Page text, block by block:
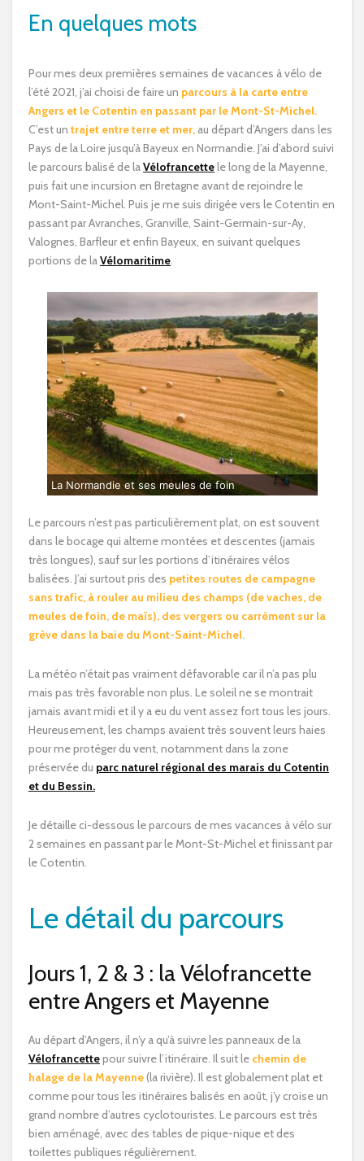
En quelques mots
Pour mes deux premières semaines de vacances à vélo de
l’été 2021, j’ai choisi de faire un parcours à la carte entre
Angers et le Cotentin en passant par le Mont-St-Michel.
C’est un trajet entre terre et mer, au départ d’Angers dans les
Pays de la Loire jusqu’à Bayeux en Normandie. J’ai d’abord suivi
le parcours balisé de laVélofrancettele long de la Mayenne,
puis fait une incursion en Bretagne avant de rejoindre le
Mont-Saint-Michel. Puis je me suis dirigée vers le Cotentin en
passant par Avranches, Granville, Saint-Germain-sur-Ay,
Valognes, Barfleur et enfin Bayeux, en suivant quelques
portions de laVélomaritime.
La Normandie et ses meules de foin
Le parcours n’est pas particulièrement plat, on est souvent
dans le bocage qui alterne montées et descentes (jamais
très longues), sauf sur les portions d’itinéraires vélos
balisées. J’ai surtout pris des petites routes de campagne
sans trafic, à rouler au milieu des champs (de vaches, de
meules de foin, de maïs), des vergers ou carrément sur la
grève dans la baie du Mont-Saint-Michel.
La météo n’était pas vraiment défavorable car il n’a pas plu
mais pas très favorable non plus. Le soleil ne se montrait
jamais avant midi et il y a eu du vent assez fort tous les jours.
Heureusement, les champs avaient très souvent leurs haies
pour me protéger du vent, notamment dans la zone
préservée du parc naturel régional des marais du Cotentin
et du Bessin.
Je détaille ci-dessous le parcours de mes vacances à vélo sur
2 semaines en passant par le Mont-St-Michel et finissant par
le Cotentin.
Le détail du parcours
Jours 1, 2 & 3 : la Vélofrancette
entre Angers et Mayenne
Au départ d’Angers, il n’y a qu’à suivre les panneaux de la
Vélofrancettepour suivre l’itinéraire. Il suit le chemin de
halage de la Mayenne(la rivière). Il est globalement plat et
comme pour tous les itinéraires balisés en août, j’y croise un
grand nombre d’autres cyclotouristes. Le parcours est très
bien aménagé, avec des tables de pique-nique et des
toilettes publiques régulièrement.